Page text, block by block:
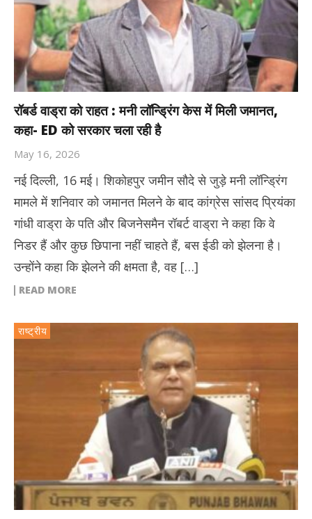
रॉबर्ड वाड्रा को राहत : मनी लॉन्ड्रिंग केस में मिली जमानत,
कहा- ED को सरकार चला रही है
May 16, 2026
नई दिल्ली, 16 मई। शिकोहपुर जमीन सौदे से जुड़े मनी लॉन्ड्रिंग
मामले में शनिवार को जमानत मिलने के बाद कांग्रेस सांसद प्रियंका
गांधी वाड्रा के पति और बिजनेसमैन रॉबर्ट वाड्रा ने कहा कि वे
निडर हैं और कुछ छिपाना नहीं चाहते हैं, बस ईडी को झेलना है।
उन्होंने कहा कि झेलने की क्षमता है, वह […]
READ MORE
राष्ट्रीय